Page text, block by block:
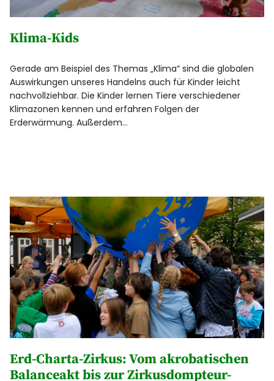
Klima-Kids
Gerade am Beispiel des Themas „Klima“ sind die globalen
Auswirkungen unseres Handelns auch für Kinder leicht
nachvollziehbar. Die Kinder lernen Tiere verschiedener
Klimazonen kennen und erfahren Folgen der
Erderwärmung. Außerdem…
Erd-Charta-Zirkus: Vom akrobatischen
Balanceakt bis zur Zirkusdompteur-